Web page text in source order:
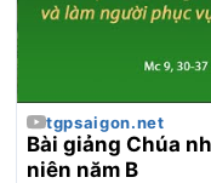
tgpsaigon.net
Bài giảng Chúa
niên năm B